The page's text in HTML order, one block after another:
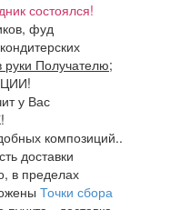
состоялся!
фуд
Получателю;
у Вас
композиций..
доставки
в пределах
Точки сбора